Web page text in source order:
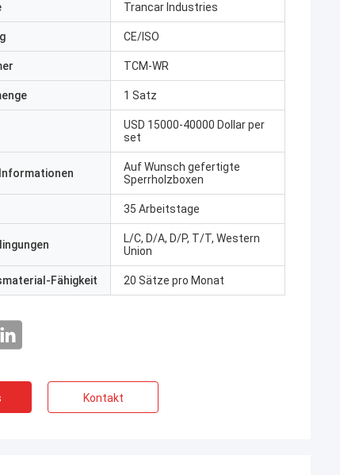
Trancar Industries
CE/ISO
TCM-WR
1 Satz
USD 15000-40000 Dollar per
set
Auf Wunsch gefertigte
Sperrholzboxen
35 Arbeitstage
L/C, D/A, D/P, T/T, Western
Union
Fähigkeit 20 Sätze pro Monat
Kontakt